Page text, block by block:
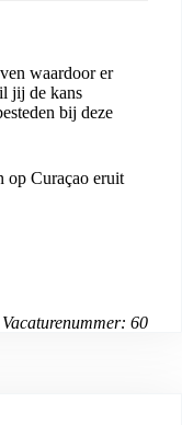
waardoor er
jij de kans
bij deze
op Curaçao eruit
Vacaturenummer: 60